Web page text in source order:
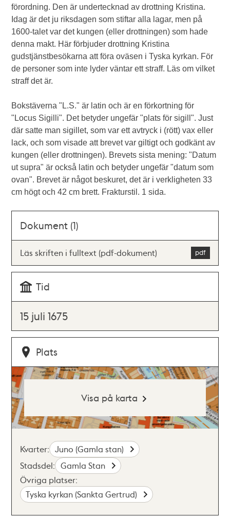
förordning. Den är undertecknad av drottning Kristina.
Idag är det ju riksdagen som stiftar alla lagar, men på
1600-talet var det kungen (eller drottningen) som hade
denna makt. Här förbjuder drottning Kristina
gudstjänstbesökarna att föra oväsen i Tyska kyrkan. För
de personer som inte lyder väntar ett straff. Läs om vilket
straff det är.
Bokstäverna "L.S." är latin och är en förkortning för
"Locus Sigilli". Det betyder ungefär "plats för sigill". Just
där satte man sigillet, som var ett avtryck i (rött) vax eller
lack, och som visade att brevet var giltigt och godkänt av
kungen (eller drottningen). Brevets sista mening: "Datum
ut supra" är också latin och betyder ungefär "datum som
ovan". Brevet är något beskuret, det är i verkligheten 33
cm högt och 42 cm brett. Frakturstil. 1 sida.
Dokument (1)
Läs skriften i fulltext (pdf-dokument)
Tid
15 juli 1675
Plats
Visa på karta
Kvarter: Juno (Gamla stan)
Stadsdel: Gamla Stan
Övriga platser:
Tyska kyrkan (Sankta Gertrud)